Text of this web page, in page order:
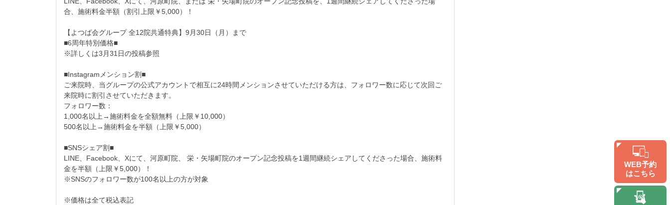
合、施術料金半額（割引上限￥5,000）！
【よつば会グループ 全12院共通特典】9月30日（月）まで
■6周年特別価格■
※詳しくは3月31日の投稿参照
■Instagramメンション割■
ご来院時、当グループの公式アカウントで相互に24時間メンションさせていただける方は、フォロワー数に応じて次回ご
来院時に割引させていただきます。
フォロワー数：
1,000名以上→施術料金を全額無料（上限￥10,000）
500名以上→施術料金を半額（上限￥5,000）
■SNSシェア割■
LINE、Facebook、Xにて、河原町院、 栄・矢場町院のオープン記念投稿を1週間継続シェアしてくださった場合、施術料
金を半額（上限￥5,000）！
※SNSのフォロワー数が100名以上の方が対象
※価格は全て税込表記
WEB予約
はこちら